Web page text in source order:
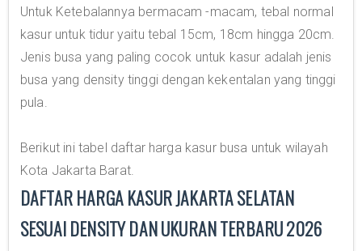
Untuk Ketebalannya bermacam -macam, tebal normal
kasur untuk tidur yaitu tebal 15cm, 18cm hingga 20cm.
Jenis busa yang paling cocok untuk kasur adalah jenis
busa yang density tinggi dengan kekentalan yang tinggi
pula.
Berikut ini tabel daftar harga kasur busa untuk wilayah
Kota Jakarta Barat.
DAFTAR HARGA KASUR JAKARTA SELATAN
SESUAI DENSITY DAN UKURAN TERBARU 2026